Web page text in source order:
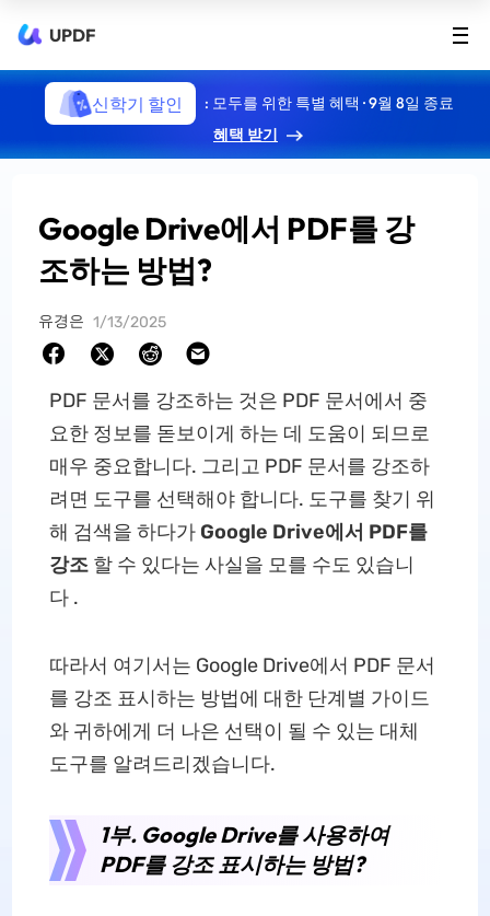
UPDF
신학기 할인
: 모두를 위한 특별 혜택 · 9월 8일 종료
혜택 받기
Google Drive에서 PDF를 강
조하는 방법?
유경은 1/13/2025
PDF 문서를 강조하는 것은 PDF 문서에서 중
요한 정보를 돋보이게 하는 데 도움이 되므로
매우 중요합니다. 그리고 PDF 문서를 강조하
려면 도구를 선택해야 합니다. 도구를 찾기 위
해 검색을 하다가 Google Drive에서 PDF를
강조할 수 있다는 사실을 모를 수도 있습니
다 .
따라서 여기서는 Google Drive에서 PDF 문서
를 강조 표시하는 방법에 대한 단계별 가이드
와 귀하에게 더 나은 선택이 될 수 있는 대체
도구를 알려드리겠습니다.
1부. Google Drive를 사용하여
PDF를 강조 표시하는 방법?